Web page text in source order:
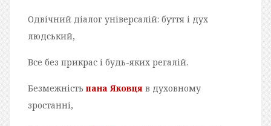
Одвічний діалог універсалій: буття і дух
людський,
Все без прикрас і будь-яких регалій.
Безмежністьпана Яковця в духовному
зростанні,